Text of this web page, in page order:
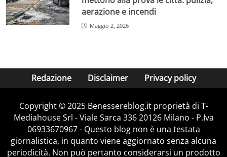
aerazione e incendi
Maggio 2, 2026
Redazione Disclaimer Privacy policy
Copyright © 2025 Benessereblog.it proprietà di T-
Mediahouse Srl - Viale Sarca 336 20126 Milano - P.Iva
06933670967 - Questo blog non è una testata
giornalistica, in quanto viene aggiornato senza alcuna
periodicità. Non può pertanto considerarsi un prodotto